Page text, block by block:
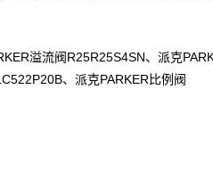
溢流阀 R25R25S4SN、派克
、派克PARKER比例阀